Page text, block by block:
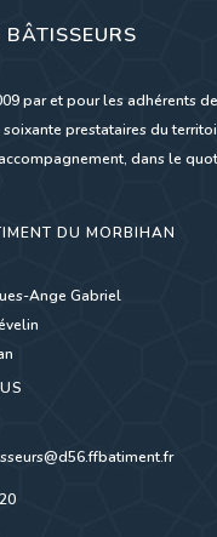
BÂTISSEURS
par et pour les adhérents
prestataires du
dans le
DU MORBIHAN
Ange Gabriel